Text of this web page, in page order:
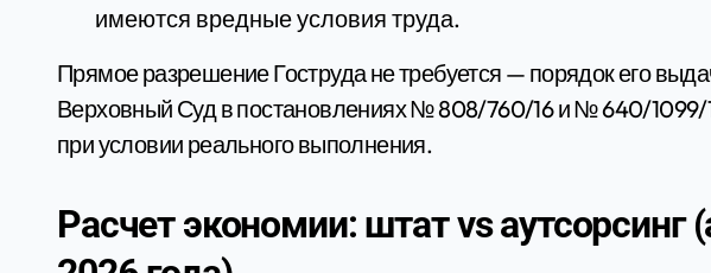
имеются вредные условия труда.
Прямое разрешение Гоструда не требуется — порядок его
Верховный Суд в постановлениях № 808/760/16 и № 640/1099/
при условии реального выполнения.
Расчет экономии: штат vs